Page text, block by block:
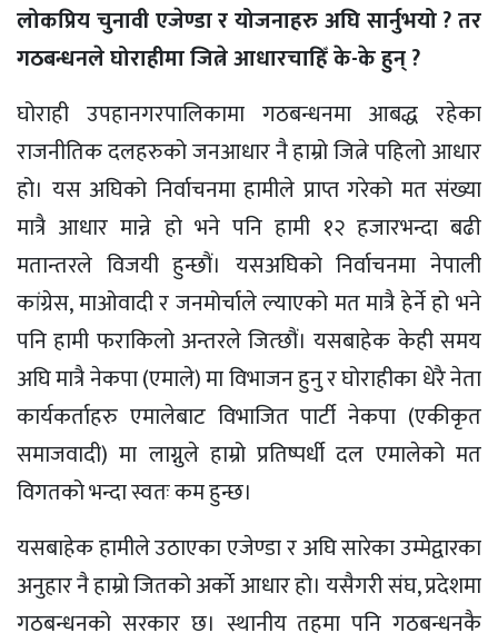
लोकप्रिय चुनावी एजेण्डा र योजनाहरु अघि सार्नुभयो ? तर
गठबन्धनले घोराहीमा जित्ने आधारचाहिँ के-के हुन् ?
घोराही उपहानगरपालिकामा गठबन्धनमा आबद्ध रहेका
राजनीतिक दलहरुको जनआधार नै हाम्रो जित्ने पहिलो आधार
हो। यस अघिको निर्वाचनमा हामीले प्राप्त गरेको मत संख्या
मात्रै आधार मान्ने हो भने पनि हामी १२ हजारभन्दा बढी
मतान्तरले विजयी हुन्छौं। यसअघिको निर्वाचनमा नेपाली
कांग्रेस, माओवादी र जनमोर्चाले ल्याएको मत मात्रै हेर्ने हो भने
पनि हामी फराकिलो अन्तरले जित्छौं। यसबाहेक केही समय
अघि मात्रै नेकपा (एमाले) मा विभाजन हुनु र घोराहीका धेरै नेता
कार्यकर्ताहरु एमालेबाट विभाजित पार्टी नेकपा (एकीकृत
समाजवादी) मा लाग्नुले हाम्रो प्रतिष्पर्धी दल एमालेको मत
विगतको भन्दा स्वतः कम हुन्छ।
यसबाहेक हामीले उठाएका एजेण्डा र अघि सारेका उम्मेद्वारका
अनुहार नै हाम्रो जितको अर्काे आधार हो। यसैगरी संघ, प्रदेशमा
गठबन्धनको सरकार छ। स्थानीय तहमा पनि गठबन्धनकै